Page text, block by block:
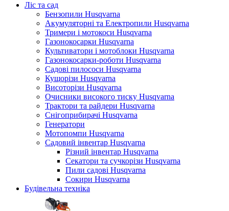
Ліс та сад
Бензопили Husqvarna
Акумуляторні та Електропили Husqvarna
Тримери і мотокоси Husqvarna
Газонокосарки Husqvarna
Культиватори і мотоблоки Husqvarna
Газонокосарки-роботи Husqvarna
Садові пилососи Husqvarna
Кущорізи Husqvarna
Висоторізи Husqvarna
Очисники високого тиску Husqvarna
Трактори та райдери Husqvarna
Снігоприбирачі Husqvarna
Генератори
Мотопомпи Husqvarna
Садовий інвентар Husqvarna
Різний інвентар Husqvarna
Секатори та сучкорізи Husqvarna
Пили садові Husqvarna
Сокири Husqvarna
Будівельна техніка